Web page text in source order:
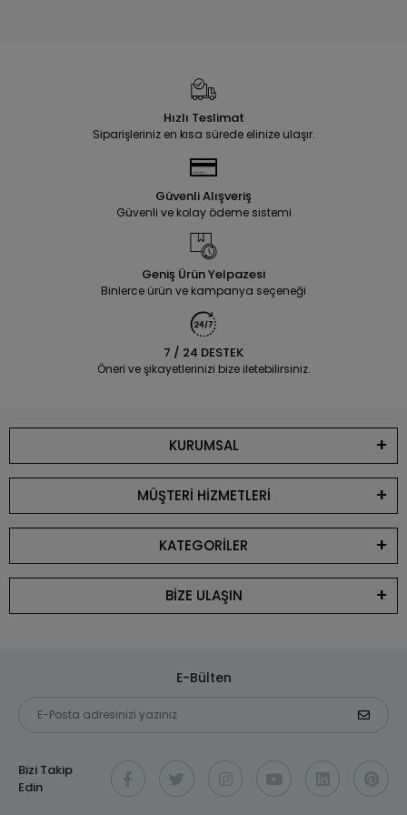
Hızlı Teslimat
Siparişleriniz en kısa sürede elinize ulaşır.
Güvenli Alışveriş
Güvenli ve kolay ödeme sistemi
Geniş Ürün Yelpazesi
Binlerce ürün ve kampanya seçeneği
7 / 24 DESTEK
Öneri ve şikayetlerinizi bize iletebilirsiniz.
KURUMSAL
MÜŞTERİ HİZMETLERİ
KATEGORİLER
BİZE ULAŞIN
E-Bülten
Bizi Takip
Edin